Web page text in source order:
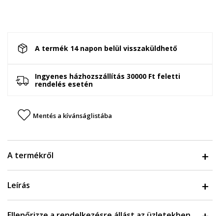
A termék 14 napon belül visszaküldhető
Ingyenes házhozszállítás 30000 Ft feletti
rendelés esetén
Mentés a kívánságlistába
A termékről
Leírás